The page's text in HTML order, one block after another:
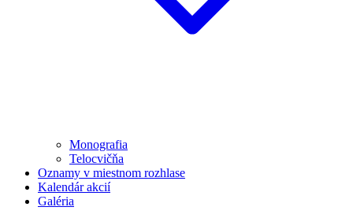
Monografia
Telocvičňa
Oznamy v miestnom rozhlase
Kalendár akcií
Galéria